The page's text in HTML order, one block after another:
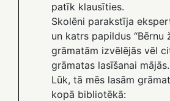
patīk klausīties.
Skolēni parakstīja
un katrs papildus “Bērnu
grāmatām izvēlējās vēl
grāmatas lasīšanai mājās.
Lūk, tā mēs lasām
kopā bibliotēkā: